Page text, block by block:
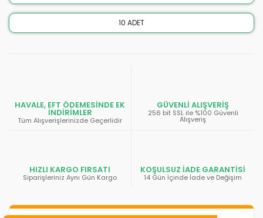
10 ADET
HAVALE, EFT ÖDEMESİNDE EK
İNDİRİMLER
Tüm Alışverişlerinizde Geçerlidir
GÜVENLİ ALIŞVERİŞ
256 bit SSL ile %100 Güvenli
Alışveriş
HIZLI KARGO FIRSATI
Siparişleriniz Aynı Gün Kargo
KOŞULSUZ İADE GARANTİSİ
14 Gün İçinde İade ve Değişim